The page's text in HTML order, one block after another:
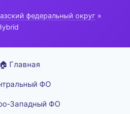
федеральный округ »
🏠 Главная
ФО
Западный ФО